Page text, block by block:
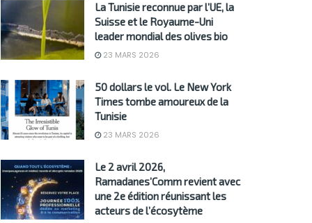
La Tunisie reconnue par l’UE, la
Suisse et le Royaume-Uni
leader mondial des olives bio
23 MARS 2026
50 dollars le vol. Le New York
Times tombe amoureux de la
Tunisie
23 MARS 2026
Le 2 avril 2026,
Ramadanes’Comm revient avec
une 2e édition réunissant les
acteurs de l’écosytème